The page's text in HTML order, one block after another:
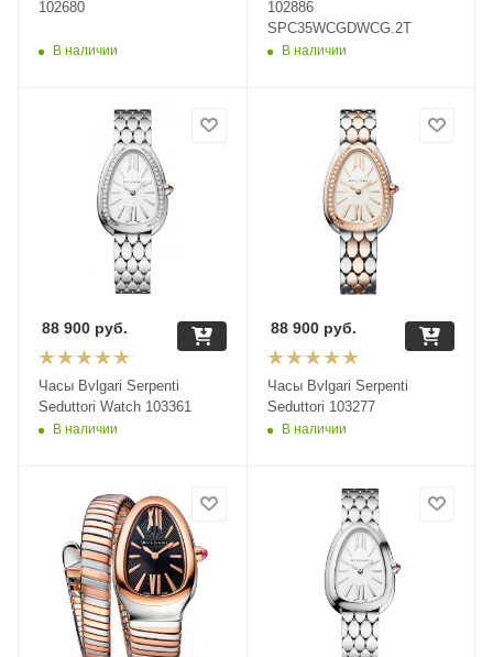
102680
В наличии
102886
SPC35WCGDWCG.2T
В наличии
Часы Bvlgari Serpenti
Seduttori Watch 103361
В наличии
88 900 руб.
Часы Bvlgari Serpenti
Seduttori 103277
В наличии
88 900руб.